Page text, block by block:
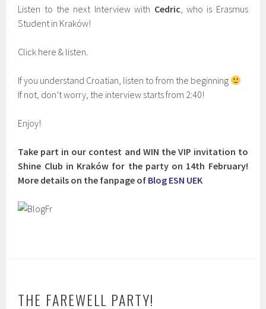
Listen to the next Interview with Cedric, who is Erasmus
Student in Kraków!
Click here& listen.
If you understand Croatian, listen to from the beginning
If not, don’t worry, the interview starts from 2:40!
Enjoy!
Take part in our contest and WIN the VIP invitation to
Shine Club in Kraków for the party on 14th February!
More details on the fanpage of Blog ESN UEK
THE FAREWELL PARTY!